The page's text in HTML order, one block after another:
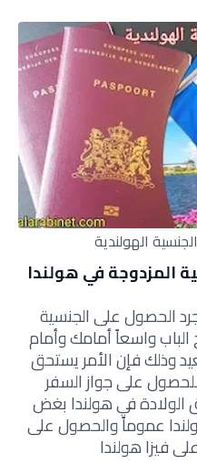
الهولندية
المزدوجة في هولندا
الحصول على الجنسية
الباب واسعاً أمامك وأمام
وذلك فإن الأمر يستحق
على جواز السفر
الولادة في هولندا بغض
عموماً والحصول على
فيزا هولندا